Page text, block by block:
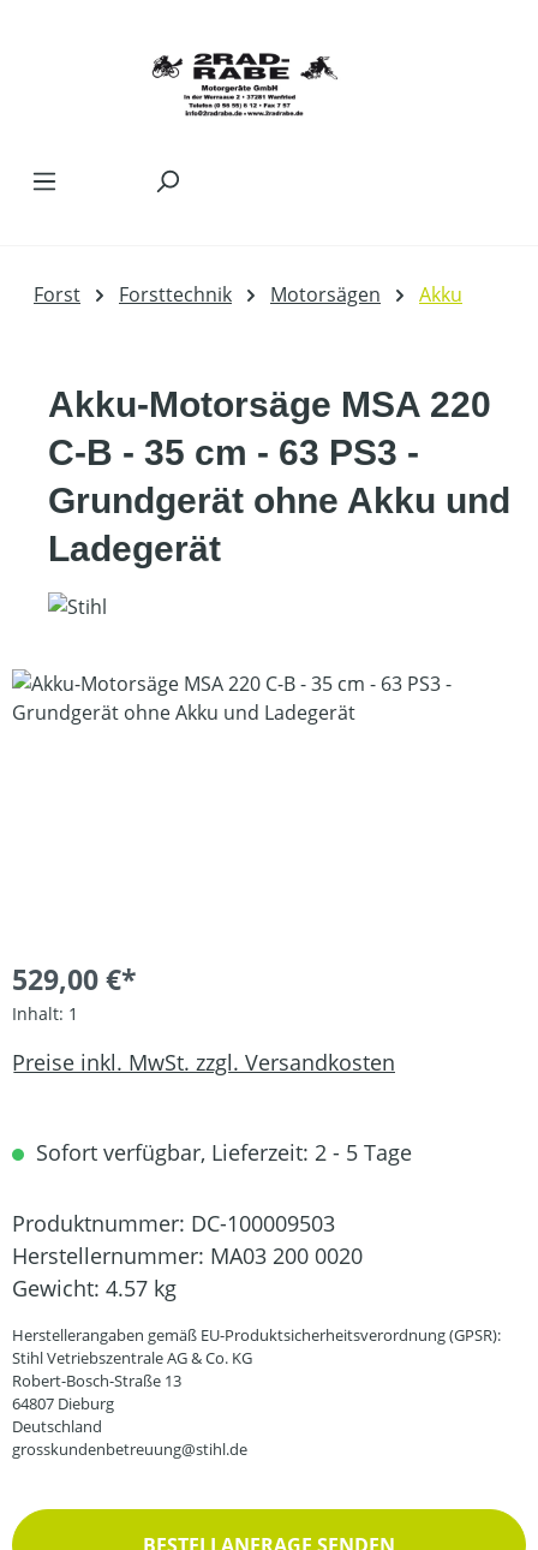
Forst Forsttechnik Motorsägen Akku
Akku-Motorsäge MSA 220
C-B - 35 cm - 63 PS3 -
Grundgerät ohne Akku und
Ladegerät
Bildergalerie überspringen
529,00 €*
Inhalt: 1
Preise inkl. MwSt. zzgl. Versandkosten
Sofort verfügbar, Lieferzeit: 2 - 5 Tage
Produktnummer: DC-100009503
Herstellernummer: MA03 200 0020
Gewicht: 4.57 kg
Herstellerangaben gemäß EU-Produktsicherheitsverordnung (GPSR):
Stihl Vetriebszentrale AG & Co. KG
Robert-Bosch-Straße 13
64807 Dieburg
Deutschland
grosskundenbetreuung@stihl.de